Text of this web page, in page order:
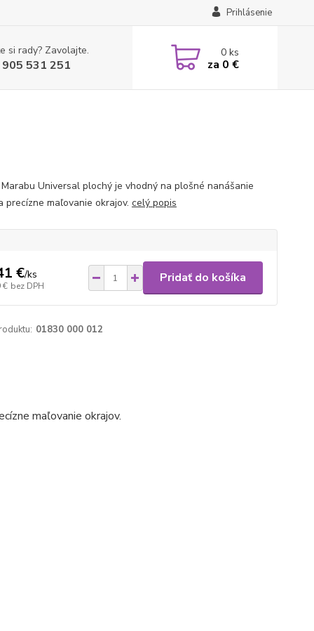
Prihlásenie
si rady? Zavolajte.
531 251
0ks
za 0 €
Universal plochý je vhodný na plošné nanášanie
precízne maľovanie okrajov. celý popis
€/ks
€ bez DPH
Pridať do košíka
01830 000 012
maľovanie okrajov.